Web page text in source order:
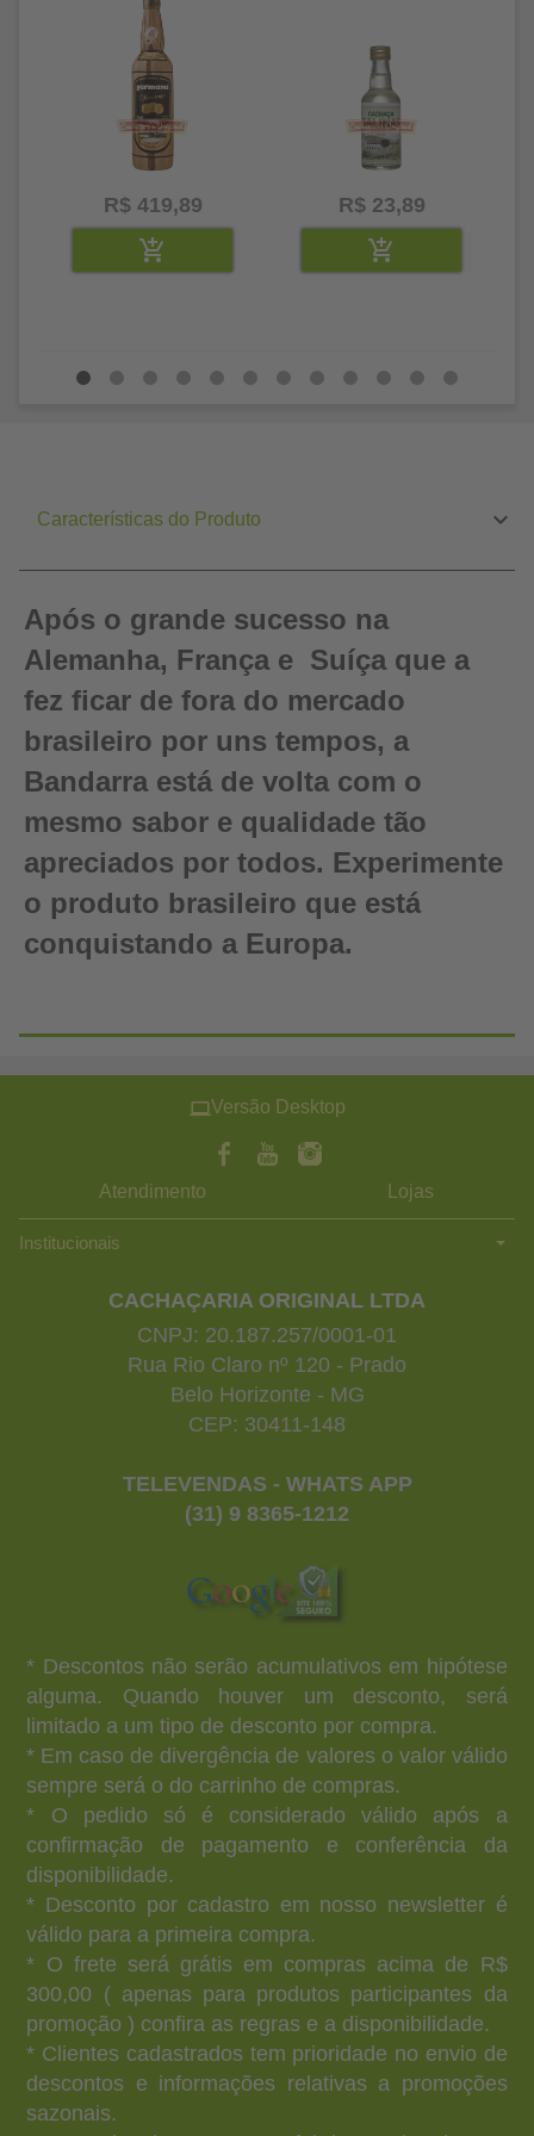
R$ 419,89 R$ 23,89
Características do Produto
Após o grande sucesso na
Alemanha, França e Suíça que a
fez ficar de fora do mercado
brasileiro por uns tempos, a
Bandarra está de volta com o
mesmo sabor e qualidade tão
apreciados por todos. Experimente
o produto brasileiro que está
conquistando a Europa.
Versão Desktop
Atendimento Lojas
Institucionais
CACHAÇARIA ORIGINAL LTDA
CNPJ: 20.187.257/0001-01
Rua Rio Claro nº 120 - Prado
Belo Horizonte - MG
CEP: 30411-148
TELEVENDAS - WHATS APP
(31) 9 8365-1212
* Descontos não serão acumulativos em hipótese
alguma. Quando houver um desconto, será
limitado a um tipo de desconto por compra.
* Em caso de divergência de valores o valor válido
sempre será o do carrinho de compras.
* O pedido só é considerado válido após a
confirmação de pagamento e conferência da
disponibilidade.
* Desconto por cadastro em nosso newsletter é
válido para a primeira compra.
* O frete será grátis em compras acima de R$
300,00 ( apenas para produtos participantes da
promoção ) confira as regras e a disponibilidade.
* Clientes cadastrados tem prioridade no envio de
descontos e informações relativas a promoções
sazonais.